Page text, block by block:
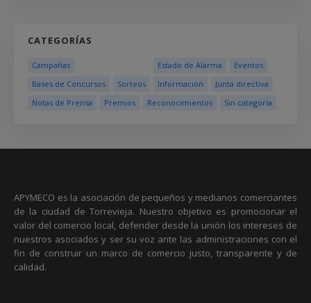
CATEGORÍAS
Campañas
Bases de Concursos
Sorteos
Estado de Alarma
Eventos
Información
Junta directiva
Notas de Prensa
Premios Reconocimientos Sin categoría
APYMECO es la asociación de pequeños y medianos comerciantes
de la ciudad de Torrevieja. Nuestro objetivo es promocionar el
valor del comercio local, defender desde la unión los intereses de
nuestros asociados y ser su voz ante las administraciones con el
fin de construir un marco de comercio justo, transparente y de
calidad.